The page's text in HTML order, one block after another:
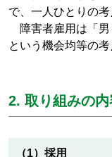
で、一人ひとりの
障害者雇用は「男
という機会均等の
2. 取り組みの内
（1）採用